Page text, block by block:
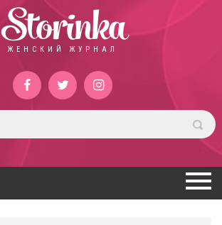
Storinka
ЖЕНСКИЙ ЖУРНАЛ